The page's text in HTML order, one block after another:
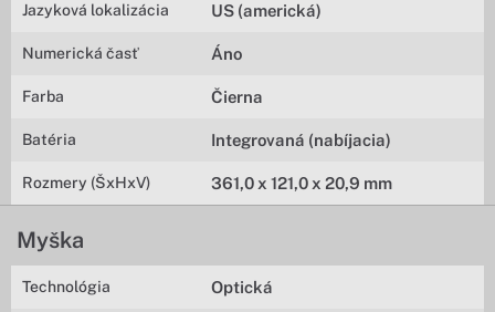
Jazyková lokalizácia US (americká)
Numerická časť Áno
Farba Čierna
Batéria Integrovaná (nabíjacia)
Rozmery (ŠxHxV) 361,0 x 121,0 x 20,9 mm
Myška
Technológia Optická